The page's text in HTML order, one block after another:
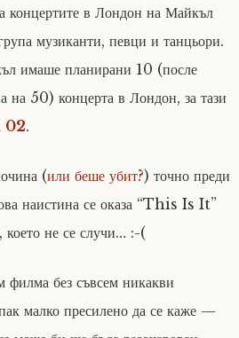
концертите в Лондон на Майкъл
музиканти, певци и танцьори.
имаше планирани 10 (после
на 50) концерта в Лондон, за тази
02.
(или беше убит?) точно преди
наистина се оказа “This Is It”
не се случи… :-(
филма без съвсем никакви
малко пресилено да се каже —